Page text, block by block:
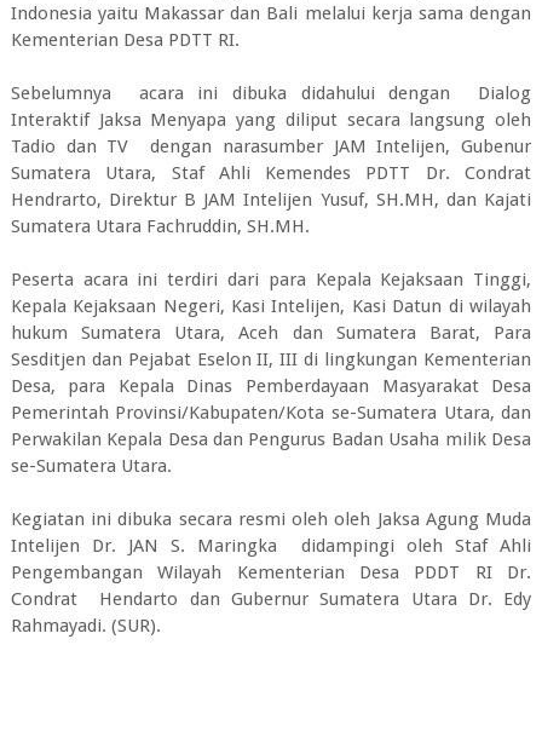
Indonesia yaitu Makassar dan Bali melalui kerja sama dengan
Kementerian Desa PDTT RI.
Sebelumnya acara ini dibuka didahului dengan Dialog
Interaktif Jaksa Menyapa yang diliput secara langsung oleh
Tadio dan TV dengan narasumber JAM Intelijen, Gubenur
Sumatera Utara, Staf Ahli Kemendes PDTT Dr. Condrat
Hendrarto, Direktur B JAM Intelijen Yusuf, SH.MH, dan Kajati
Sumatera Utara Fachruddin, SH.MH.
Peserta acara ini terdiri dari para Kepala Kejaksaan Tinggi,
Kepala Kejaksaan Negeri, Kasi Intelijen, Kasi Datun di wilayah
hukum Sumatera Utara, Aceh dan Sumatera Barat, Para
Sesditjen dan Pejabat Eselon II, III di lingkungan Kementerian
Desa, para Kepala Dinas Pemberdayaan Masyarakat Desa
Pemerintah Provinsi/Kabupaten/Kota se-Sumatera Utara, dan
Perwakilan Kepala Desa dan Pengurus Badan Usaha milik Desa
se-Sumatera Utara.
Kegiatan ini dibuka secara resmi oleh oleh Jaksa Agung Muda
Intelijen Dr. JAN S. Maringka didampingi oleh Staf Ahli
Pengembangan Wilayah Kementerian Desa PDDT RI Dr.
Condrat Hendarto dan Gubernur Sumatera Utara Dr. Edy
Rahmayadi. (SUR).